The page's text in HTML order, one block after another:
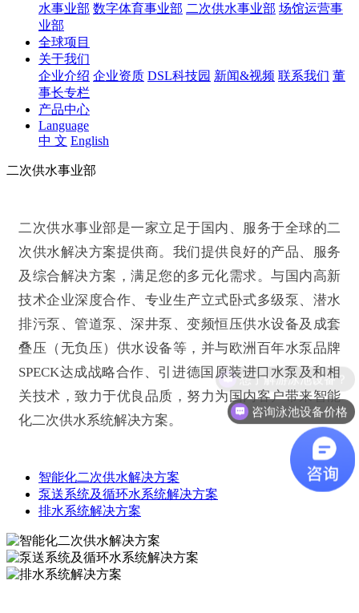
水事业部 数字体育事业部 二次供水事业部 场馆运营事
业部
全球项目
关于我们
企业介绍 企业资质 DSL科技园 新闻&视频 联系我们 董
事长专栏
产品中心
Language
中 文 English
二次供水事业部
二次供水事业部是一家立足于国内、服务于全球的二
次供水解决方案提供商。我们提供良好的产品、服务
及综合解决方案，满足您的多元化需求。与国内高新
技术企业深度合作、专业生产立式卧式多级泵、潜水
排污泵、管道泵、深井泵、变频恒压供水设备及成套
叠压（无负压）供水设备等，并与欧洲百年水泵品牌
SPECK达成战略合作、引进德国原装进口水泵及和相
关技术，致力于优良品质，努力为国内客户带来智能
化二次供水系统解决方案。
智能化二次供水解决方案
泵送系统及循环水系统解决方案
排水系统解决方案
想了解游泳池设备？
咨询泳池设备价格